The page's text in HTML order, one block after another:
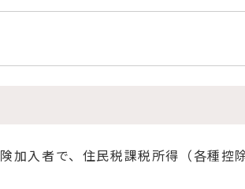
加入者で、住民税課税所得（各種控